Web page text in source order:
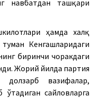
навбатдан ташқари
ҳамда халқ
Кенгашларидаги
биринчи чоракдаги
Жорий йилда партия
долзарб вазифалар,
сайловларга